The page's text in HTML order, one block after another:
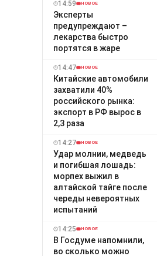
14:59 НОВОЕ
Эксперты
предупреждают –
лекарства быстро
портятся в жаре
14:47 НОВОЕ
Китайские автомобили
захватили 40%
российского рынка:
экспорт в РФ вырос в
2,3 раза
14:27 НОВОЕ
Удар молнии, медведь
и погибшая лошадь:
морпех выжил в
алтайской тайге после
череды невероятных
испытаний
14:25 НОВОЕ
В Госдуме напомнили,
во сколько можно